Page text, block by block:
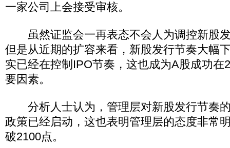
一家公司上会接受审核。
虽然证监会一再表态不会人为调控新股
但是从近期的扩容来看，新股发行节奏大幅
实已经在控制IPO节奏，这也成为A股成功在
要因素。
分析人士认为，管理层对新股发行节奏
政策已经启动，这也表明管理层的态度非常
破2100点。